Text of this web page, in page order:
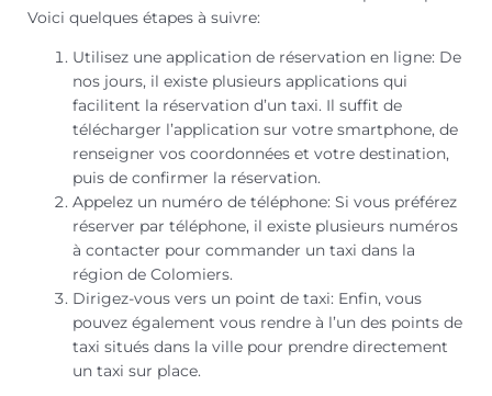
Voici quelques étapes à suivre:
Utilisez une application de réservation en ligne: De
nos jours, il existe plusieurs applications qui
facilitent la réservation d’un taxi. Il suffit de
télécharger l’application sur votre smartphone, de
renseigner vos coordonnées et votre destination,
puis de confirmer la réservation.
Appelez un numéro de téléphone: Si vous préférez
réserver par téléphone, il existe plusieurs numéros
à contacter pour commander un taxi dans la
région de Colomiers.
Dirigez-vous vers un point de taxi: Enfin, vous
pouvez également vous rendre à l’un des points de
taxi situés dans la ville pour prendre directement
un taxi sur place.